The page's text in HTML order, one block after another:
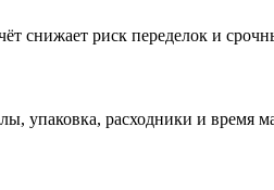
снижает риск переделок и
упаковка, расходники и время